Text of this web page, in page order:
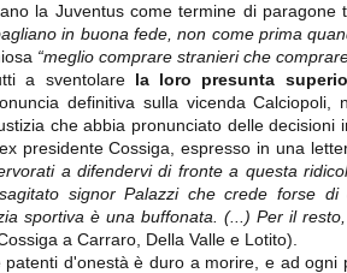
la Juventus come termine di paragone
in buona fede, non come prima
“meglio comprare stranieri che
a sventolare la loro presunta
definitiva sulla vicenda
che abbia pronunciato delle decisioni
presidente Cossiga, espresso in una
a difendervi di fronte a questa
signor Palazzi che crede forse
sportiva è una buffonata. (...) Per il
a Carraro, Della Valle e Lotito).
patenti d'onestà è duro a morire, e ad
SEP
15
Manchester City -
Juventus 1-2
La Juventus trionfa a
Manchester conquistandosi tre
importantissimi punti per la
qualificazione e mettendosi alle
spalle le brutte prestazioni del
campionato. Dopo un primo tempo
di sofferenza gli uomini di Allegri
hanno saputo reagire al gol
fortunoso (e non molto regolare)
segnato dagli inglesi e a portare a
casa il bottino intero.
SEP
12
La
che
Chievo,
la
e